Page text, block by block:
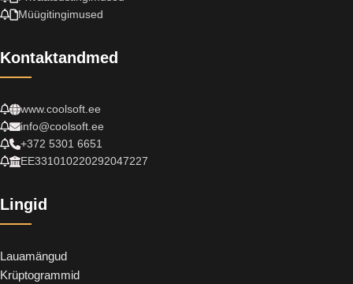
Müügitingimused
Kontaktandmed
www.coolsoft.ee
info@coolsoft.ee
+372 5301 6651
EE331010220292047227
Lingid
Lauamängud
Krüptogrammid